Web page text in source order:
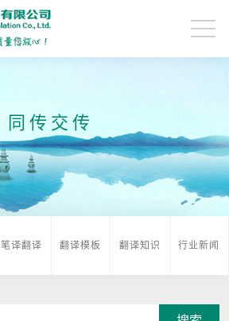
同传交传
笔译翻译 翻译模板 翻译知识 行业新闻